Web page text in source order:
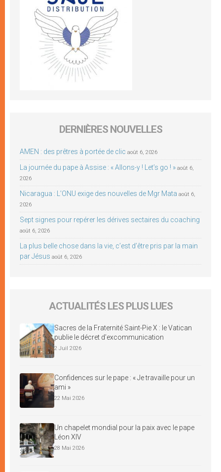
DERNIÈRES NOUVELLES
AMEN : des prêtres à portée de clic août 6, 2026
La journée du pape à Assise : « Allons-y ! Let’s go ! » août 6,
2026
Nicaragua : L’ONU exige des nouvelles de Mgr Mata août 6,
2026
Sept signes pour repérer les dérives sectaires du coaching
août 6, 2026
La plus belle chose dans la vie, c’est d’être pris par la main
par Jésus août 6, 2026
ACTUALITÉS LES PLUS LUES
Sacres de la Fraternité Saint-Pie X : le Vatican
publie le décret d’excommunication
2 Juil 2026
Confidences sur le pape : « Je travaille pour un
ami »
22 Mai 2026
Un chapelet mondial pour la paix avec le pape
Léon XIV
28 Mai 2026